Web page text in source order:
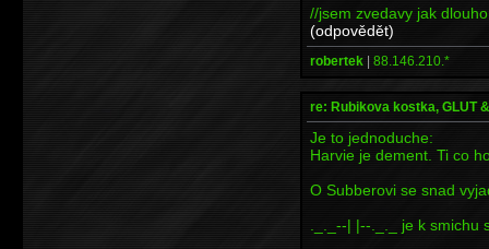
//jsem zvedavy jak
(odpovědět)
robertek | 88.146.210.*
re: Rubikova kostka, GLUT
Je to jednoduche:
Harvie je dement. Ti co
O Subberovi se snad
._._--| |--._._ je k